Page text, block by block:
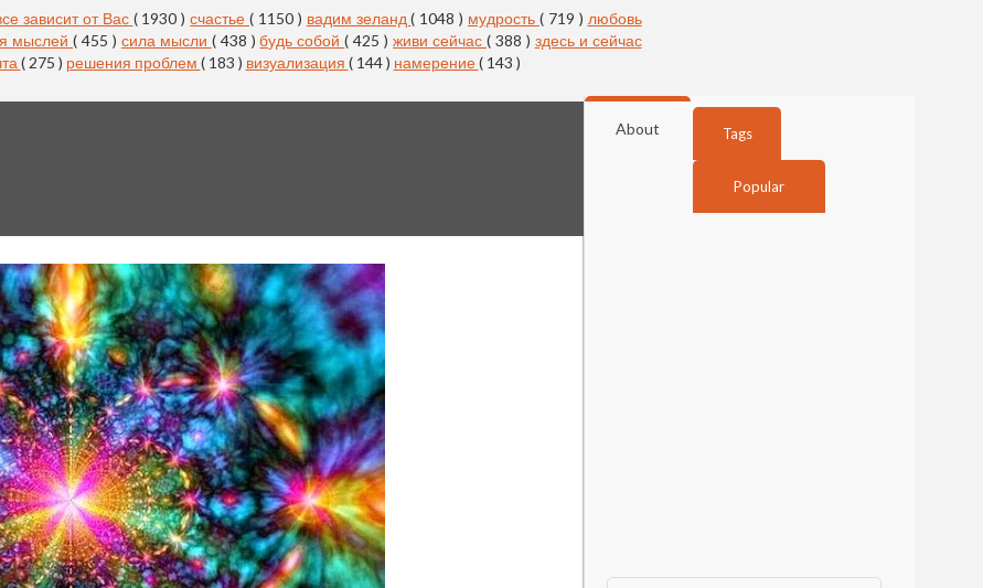
зависит от Вас ( 1930 )счастье ( 1150 ) вадим зеланд( 1048 ) мудрость ( 719 ) любовь
мыслей( 455 ) сила мысли ( 438 )будь собой( 425 )живи сейчас ( 388 ) здесь и сейчас
( 275 ) решения проблем ( 183 ) визуализация ( 144 ) намерение( 143 )
About Tags
Popular